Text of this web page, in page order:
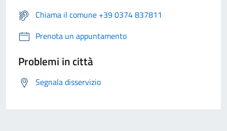
Chiama il comune +39 0374 837811
Prenota un appuntamento
Problemi in città
Segnala disservizio